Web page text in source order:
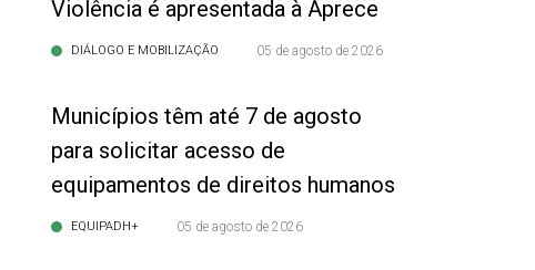
Violência é apresentada à Aprece
DIÁLOGO E MOBILIZAÇÃO 05 de agosto de 2026
Municípios têm até 7 de agosto
para solicitar acesso de
equipamentos de direitos humanos
EQUIPADH+ 05 de agosto de 2026